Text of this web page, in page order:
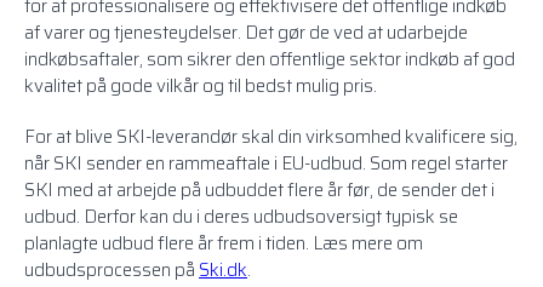
for at professionalisere og effektivisere det offentlige indkøb
af varer og tjenesteydelser. Det gør de ved at udarbejde
indkøbsaftaler, som sikrer den offentlige sektor indkøb af god
kvalitet på gode vilkår og til bedst mulig pris.
For at blive SKI-leverandør skal din virksomhed kvalificere sig,
når SKI sender en rammeaftale i EU-udbud. Som regel starter
SKI med at arbejde på udbuddet flere år før, de sender det i
udbud. Derfor kan du i deres udbudsoversigt typisk se
planlagte udbud flere år frem i tiden. Læs mere om
udbudsprocessen påSki.dk.